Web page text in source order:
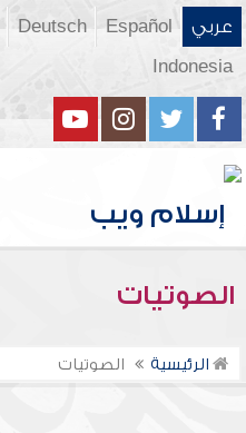
عربي Español
Deutsch
Indonesia
الصوتيات
الرئيسية الصوتيات